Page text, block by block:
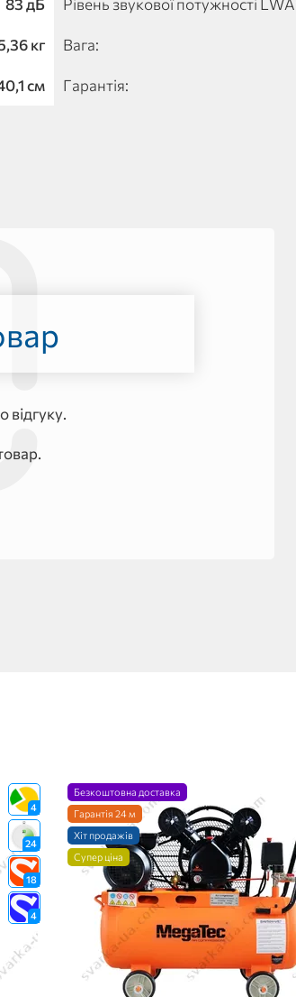
83 дБ Рівень звукової потужності
кг Вага:
см Гарантія:
4
24
18
4
Безкоштовна доставка
Гарантія 24 м
Хіт продажів
Супер ціна